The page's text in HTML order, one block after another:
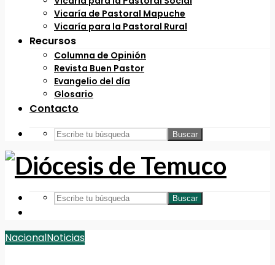
Vicaría de Pastoral Mapuche
Vicaría para la Pastoral Rural
Recursos
Columna de Opinión
Revista Buen Pastor
Evangelio del día
Glosario
Contacto
Buscar
Buscar
NacionalNoticias